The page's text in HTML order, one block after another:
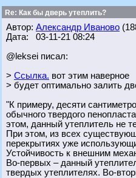
Re: Как бы дверь утеплить?
Автор: Александр Иваново
Дата: 03-11-21 08:24
@leksei писал:
> Ссылка. вот этим наверное
> будет оптимально залить
"К примеру, десяти
обычного твердого
этом, данный утеплитель не
При этом, из всех
перекрытиях уже
Устойчивость к внешним
Во-первых – данный
твердых утеплителях. Во-